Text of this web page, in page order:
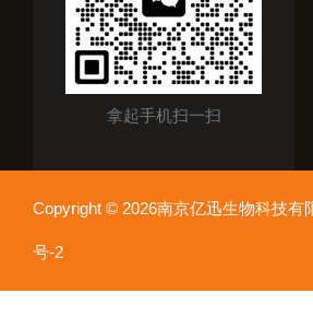
拿起手机扫一扫
Copyright © 2026南京亿迅生物科技
号-2